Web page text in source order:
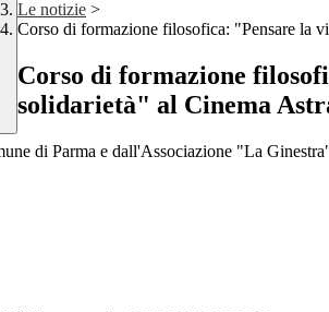
Le notizie >
Corso di formazione filosofica: "Pensare la
Corso di formazione
solidarietà" al Cinema
di Parma e dall'Associazione "La